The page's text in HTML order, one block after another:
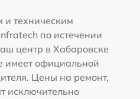
техническим
по истечении
центр в Хабаровске
имеет официальной
Цены на ремонт,
исключительно